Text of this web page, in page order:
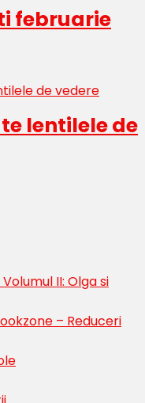
februarie
lentilele de
II: Olga si
– Reduceri